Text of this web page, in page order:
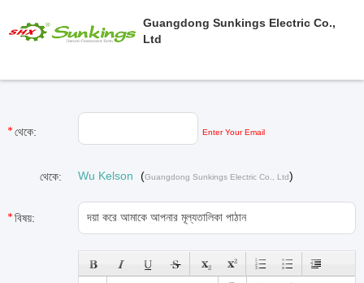
Guangdong Sunkings Electric Co.,
Ltd
থেকে: Enter Your Email
থেকে: Wu Kelson (Guangdong Sunkings Electric Co., Ltd)
বিষয়: